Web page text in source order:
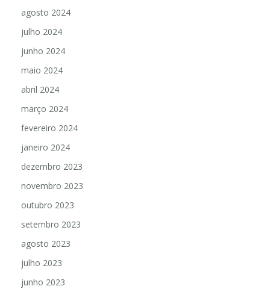
agosto 2024
julho 2024
junho 2024
maio 2024
abril 2024
março 2024
fevereiro 2024
janeiro 2024
dezembro 2023
novembro 2023
outubro 2023
setembro 2023
agosto 2023
julho 2023
junho 2023